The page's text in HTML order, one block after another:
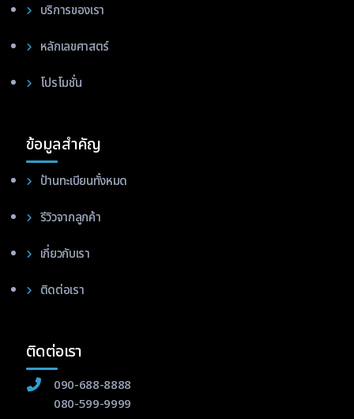
บริการของเรา
หลักเลขศาสตร์
โปรโมชั่น
ข้อมูลสำคัญ
ป้านทะเบียนทั้งหมด
รีวิวจากลูกค้า
เกี่ยวกับเรา
ติดต่อเรา
ติดต่อเรา
090-688-8888
080-599-9999